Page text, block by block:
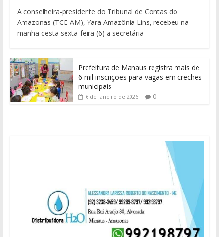
A conselheira-presidente do Tribunal de Contas do
Amazonas (TCE-AM), Yara Amazônia Lins, recebeu na
manhã desta sexta-feira (6) a secretária
Prefeitura de Manaus registra mais de
6 mil inscrições para vagas em creches
municipais
6 de janeiro de 2026 0